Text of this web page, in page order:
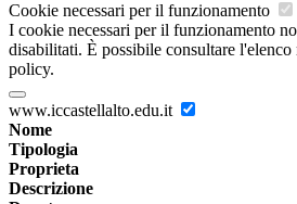
Cookie necessari per il funzionamento
I cookie necessari per il funzionamento
disabilitati. È possibile consultare
policy.
www.iccastellalto.edu.it
Nome
Tipologia
Proprieta
Descrizione